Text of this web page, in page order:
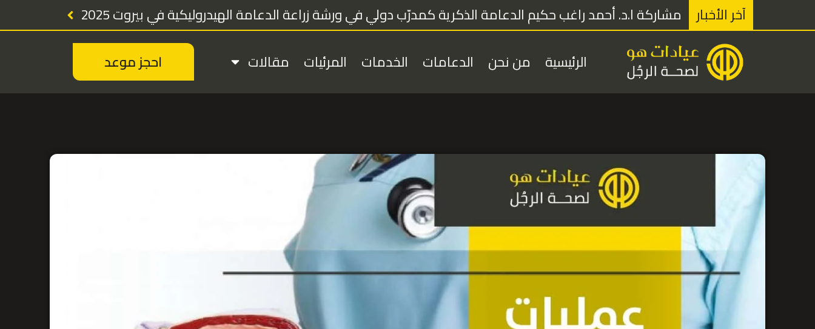
آخر الأخبار
مشاركة ا.د. أحمد راغب حكيم الدعامة الذكرية كمدرّب دولي في ورشة زراعة الدعامة الهيدروليكية في بيروت 2025
الرئيسية
من نحن الدعامات الخدمات المرئيات مقالات احجز موعد